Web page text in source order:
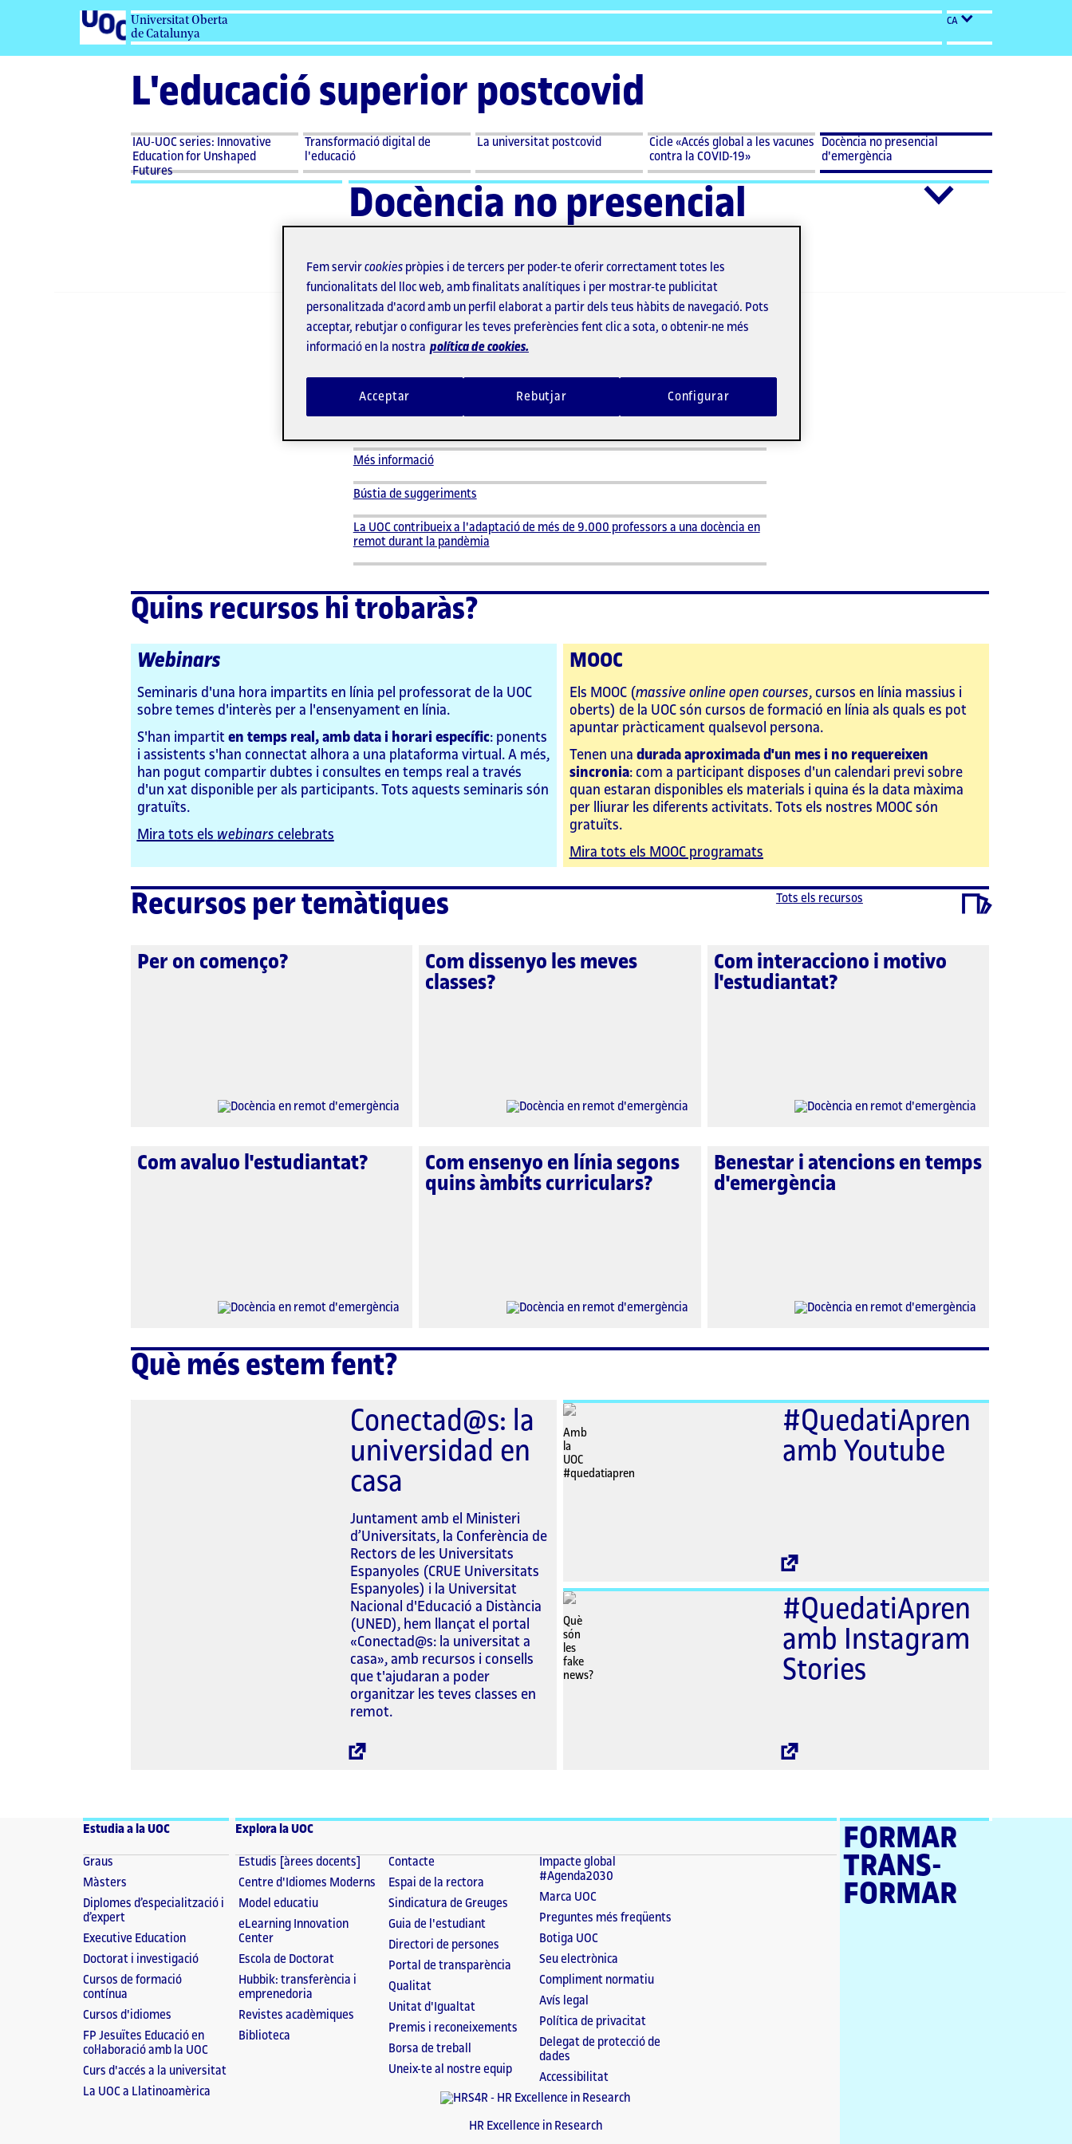
Universitat Oberta
de Catalunya
CA
L'educació superior postcovid
IAU-UOC series: Innovative
Education for Unshaped
Futures
Transformació digital de
l'educació
La universitat postcovid
Cicle «Accés global a les vacunes
contra la COVID-19»
Docència no
presencial
d'emergència
Desplegar
menu
Docència
no
Docència no presencial
d'emergència
Docència no presencial
En circumstàncies excepcionals com la que vivim, gran part del
professorat ha hagut d'afrontar el repte d'adaptar la seva activitat
pedagògica presencial per poder dur-la a terme en remot
enfocament pràctic i interactiu
continuïs impartint classes aplicant les bases dels millors models
d'ensenyament en línia.
Més informació
Bústia de suggeriments
La UOC contribueix a l'adaptació de més de 9.000 professors a una docència en
remot durant la pandèmia
Quins recursos hi trobaràs?
Webinars
Seminaris d'una hora impartits en línia pel professorat de la UOC
sobre temes d'interès per a l'ensenyament en línia.
S'han impartit en temps real, amb data i horari específic: ponents
i assistents s'han connectat alhora a una plataforma virtual. A més,
han pogut compartir dubtes i consultes en temps real a través
d'un xat disponible per als participants. Tots aquests seminaris són
gratuïts.
Mira tots els webinars celebrats
MOOC
Els MOOC (massive online open courses, cursos en línia massius i
oberts) de la UOC són cursos de formació en línia als quals es pot
apuntar pràcticament qualsevol persona.
Tenen una durada aproximada d'un mes i no requereixen
sincronia: com a participant disposes d'un calendari previ sobre
quan estaran disponibles els materials i quina és la data màxima
per lliurar les diferents activitats. Tots els nostres MOOC són
gratuïts.
Mira tots els MOOC programats
Tots els recursos
Recursos per temàtiques
Per on començo?
Com dissenyo les meves
classes?
Com interacciono i motivo
l'estudiantat?
Com avaluo l'estudiantat?
Com ensenyo en línia segons
quins àmbits curriculars?
Benestar i atencions en temps
d'emergència
Què més estem fent?
Conectad@s: la
universidad en
casa
Juntament amb el Ministeri
d’Universitats, la Conferència de
Rectors de les Universitats
Espanyoles (CRUE Universitats
Espanyoles) i la Universitat
Nacional d'Educació a Distància
(UNED), hem llançat el portal
«Conectad@s: la universitat a
casa», amb recursos i consells
que t'ajudaran a poder
organitzar les teves classes en
remot.
Enllaç
#QuedatiApren
amb Youtube
Enllaç
#QuedatiApren
amb Instagram
Stories
Enllaç
Estudia a la UOC
Graus
Màsters
Diplomes d’especialització i
d’expert
Executive Education
Doctorat i investigació
Cursos de formació
contínua
Cursos d'idiomes
FP Jesuïtes Educació en
col·laboració amb la UOC
Curs d'accés a la universitat
La UOC a Llatinoamèrica
Explora la UOC
Estudis [àrees docents]
Centre d'Idiomes Moderns
Model educatiu
eLearning Innovation
Center
Escola de Doctorat
Hubbik: transferència i
emprenedoria
Revistes acadèmiques
Biblioteca
Contacte
Espai de la rectora
Sindicatura de Greuges
Guia de l'estudiant
Directori de persones
Portal de transparència
Qualitat
Unitat d'Igualtat
Premis i reconeixements
Borsa de treball
Uneix-te al nostre equip
Impacte global
#Agenda2030
Marca UOC
Preguntes més freqüents
Botiga UOC
Seu electrònica
Compliment normatiu
Avís legal
Política de privacitat
Delegat de protecció de
dades
Accessibilitat
HR Excellence in Research
FORMAR
TRANS­
FORMAR
Fem servircookies pròpies i de tercers per poder-te oferir correctament totes les
funcionalitats del lloc web, amb finalitats analítiques i per mostrar-te publicitat
personalitzada d'acord amb un perfil elaborat a partir dels teus hàbits de navegació. Pots
acceptar, rebutjar o configurar les teves preferències fent clic a sota, o obtenir-ne més
informació en la nostra política de cookies.
Rebutjar
Acceptar Configurar